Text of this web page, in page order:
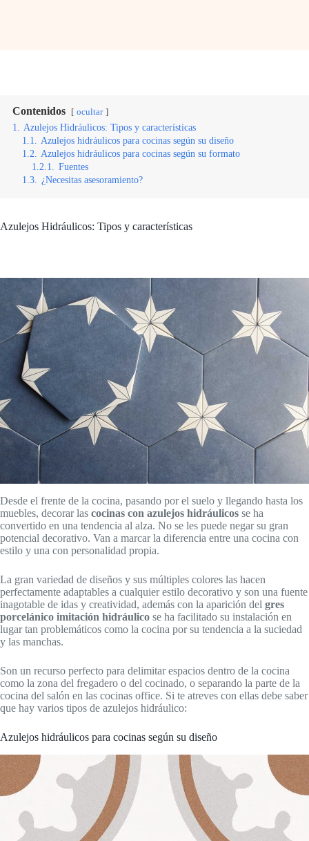
Contenidos ocultar
1.
Azulejos Hidráulicos: Tipos y características
1.1.
Azulejos hidráulicos para cocinas según su diseño
1.2.
Azulejos hidráulicos para cocinas según su formato
1.2.1.
Fuentes
1.3.
¿Necesitas asesoramiento?
Azulejos Hidráulicos: Tipos y características
Desde el frente de la cocina, pasando por el suelo y llegando hasta los
muebles, decorar las cocinas con azulejos hidráulicos se ha
convertido en una tendencia al alza. No se les puede negar su gran
potencial decorativo. Van a marcar la diferencia entre una cocina con
estilo y una con personalidad propia.
La gran variedad de diseños y sus múltiples colores las hacen
perfectamente adaptables a cualquier estilo decorativo y son una fuente
inagotable de idas y creatividad, además con la aparición del gres
porcelánico imitación hidráulico se ha facilitado su instalación en
lugar tan problemáticos como la cocina por su tendencia a la suciedad
y las manchas.
Son un recurso perfecto para delimitar espacios dentro de la cocina
como la zona del fregadero o del cocinado, o separando la parte de la
cocina del salón en las cocinas office. Si te atreves con ellas debe saber
que hay varios tipos de azulejos hidráulico:
Azulejos hidráulicos para cocinas según su diseño